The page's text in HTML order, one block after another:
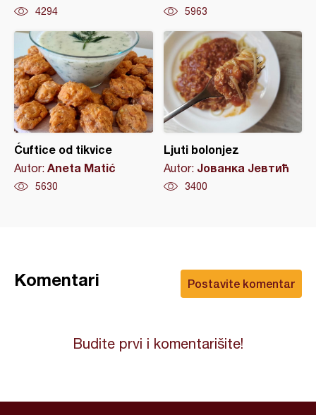
4294 5963
Ćuftice od tikvice
Autor: Aneta Matić
5630
Ljuti bolonjez
Autor: Јованка Јевтић
3400
Postavite komentar
Komentari
Budite prvi i komentarišite!